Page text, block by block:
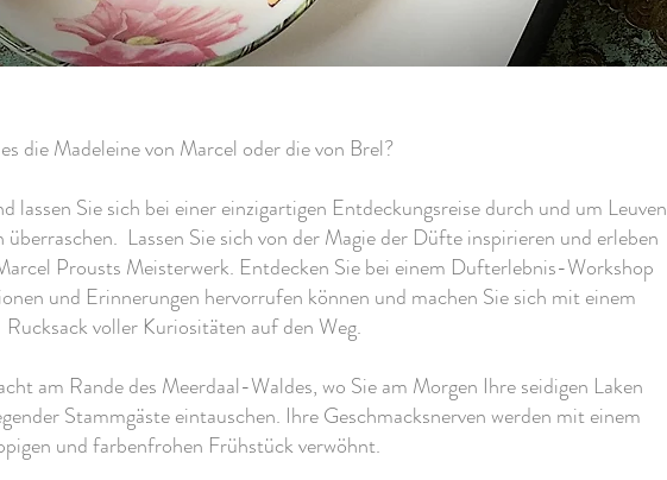
die Madeleine von Marcel oder die von Brel?
lassen Sie sich bei einer einzigartigen Entdeckungsreise durch und um Leuven
Lassen Sie sich von der Magie der Düfte inspirieren und erleben
Prousts Meisterwerk. Entdecken Sie bei einem Dufterlebnis-Workshop
und Erinnerungen hervorrufen können und machen Sie sich mit einem
Rucksack voller Kuriositäten auf den Weg.
am Rande des Meerdaal-Waldes, wo Sie am Morgen Ihre seidigen Laken
Stammgäste eintauschen. Ihre Geschmacksnerven werden mit einem
und farbenfrohen Frühstück verwöhnt.